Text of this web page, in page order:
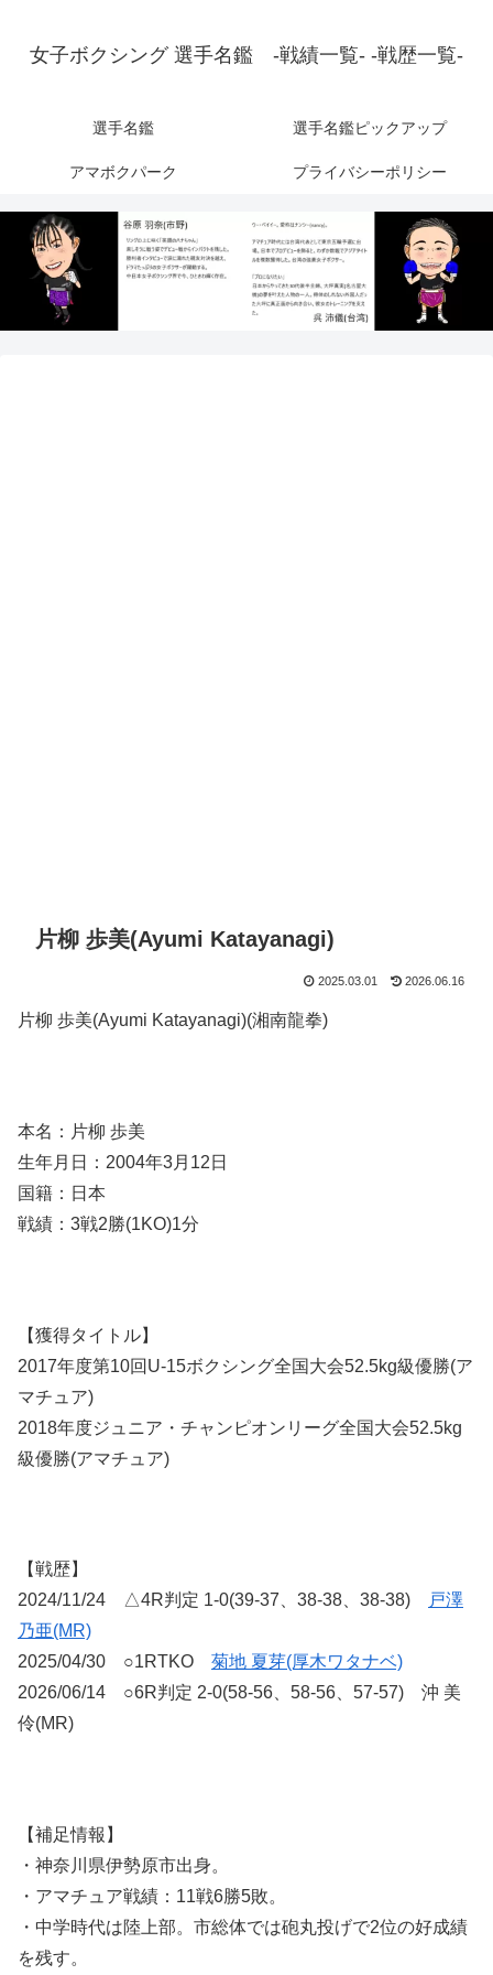
女子ボクシング 選手名鑑 -戦績一覧- -戦歴一覧-
選手名鑑 選手名鑑ピックアップ
アマボクパーク プライバシーポリシー
片柳 歩美(Ayumi Katayanagi)
2025.03.01 2026.06.16
片柳 歩美(Ayumi Katayanagi)(湘南龍拳)
本名：片柳 歩美
生年月日：2004年3月12日
国籍：日本
戦績：3戦2勝(1KO)1分
【獲得タイトル】
2017年度第10回U-15ボクシング全国大会52.5kg級優勝(ア
マチュア)
2018年度ジュニア・チャンピオンリーグ全国大会52.5kg
級優勝(アマチュア)
【戦歴】
2024/11/24 △4R判定 1-0(39-37、38-38、38-38)
戸澤
乃亜(MR)
2025/04/30 ○1RTKO 菊地 夏芽(厚木ワタナベ)
2026/06/14 ○6R判定 2-0(58-56、58-56、57-57) 沖 美
伶(MR)
【補足情報】
・神奈川県伊勢原市出身。
・アマチュア戦績：11戦6勝5敗。
・中学時代は陸上部。市総体では砲丸投げで2位の好成績
を残す。